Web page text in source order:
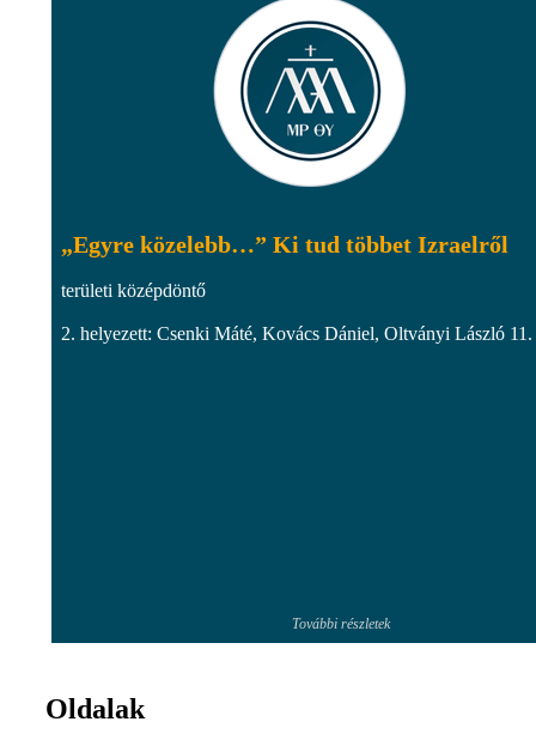
„Egyre közelebb…” Ki tud többet Izraelről
területi középdöntő
2. helyezett: Csenki Máté, Kovács Dániel, Oltványi László 11.
További részletek
Oldalak